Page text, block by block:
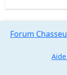
Forum
Aide